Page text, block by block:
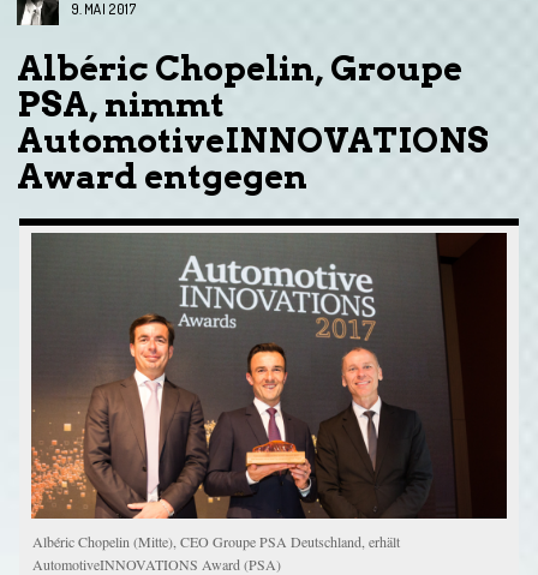
9. MAI 2017
Albéric Chopelin, Groupe
PSA, nimmt
AutomotiveINNOVATIONS
Award entgegen
Albéric Chopelin (Mitte), CEO Groupe PSA Deutschland, erhält
AutomotiveINNOVATIONS Award (PSA)